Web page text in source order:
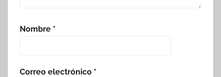
Nombre *
Correo electrónico *